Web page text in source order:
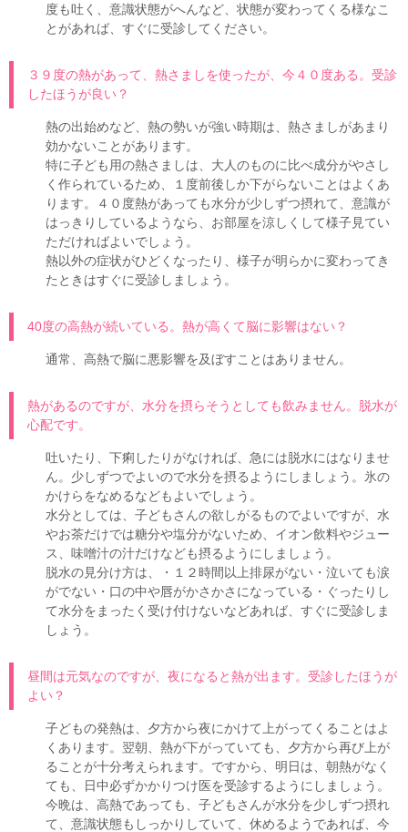
度も吐く、意識状態がへんなど、状態が変わってくる様なこ
とがあれば、すぐに受診してください。
３９度の熱があって、熱さましを使ったが、今４０度ある。受診
したほうが良い？
熱の出始めなど、熱の勢いが強い時期は、熱さましがあまり
効かないことがあります。
特に子ども用の熱さましは、大人のものに比べ成分がやさし
く作られているため、１度前後しか下がらないことはよくあ
ります。４０度熱があっても水分が少しずつ摂れて、意識が
はっきりしているようなら、お部屋を涼しくして様子見てい
ただければよいでしょう。
熱以外の症状がひどくなったり、様子が明らかに変わってき
たときはすぐに受診しましょう。
40度の高熱が続いている。熱が高くて脳に影響はない？
通常、高熱で脳に悪影響を及ぼすことはありません。
熱があるのですが、水分を摂らそうとしても飲みません。脱水が
心配です。
吐いたり、下痢したりがなければ、急には脱水にはなりませ
ん。少しずつでよいので水分を摂るようにしましょう。氷の
かけらをなめるなどもよいでしょう。
水分としては、子どもさんの欲しがるものでよいですが、水
やお茶だけでは糖分や塩分がないため、イオン飲料やジュー
ス、味噌汁の汁だけなども摂るようにしましょう。
脱水の見分け方は、・１２時間以上排尿がない・泣いても涙
がでない・口の中や唇がかさかさになっている・ぐったりし
て水分をまったく受け付けないなどあれば、すぐに受診しま
しょう。
昼間は元気なのですが、夜になると熱が出ます。受診したほうが
よい？
子どもの発熱は、夕方から夜にかけて上がってくることはよ
くあります。翌朝、熱が下がっていても、夕方から再び上が
ることが十分考えられます。ですから、明日は、朝熱がなく
ても、日中必ずかかりつけ医を受診するようにしましょう。
今晩は、高熱であっても、子どもさんが水分を少しずつ摂れ
て、意識状態もしっかりしていて、休めるようであれば、今